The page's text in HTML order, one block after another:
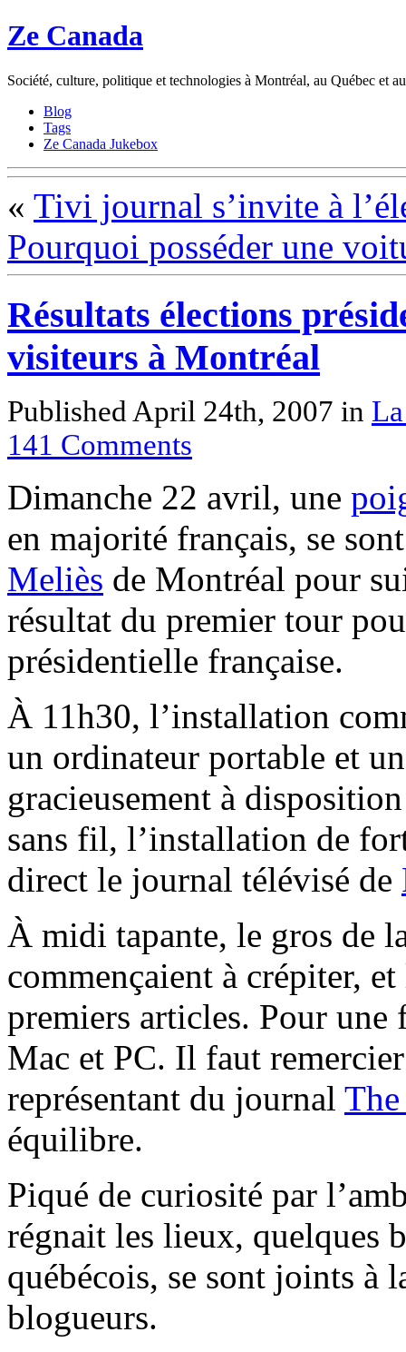
Ze Canada
Société, culture, politique et technologies à Montréal, au Québec et
Blog
Tags
Ze Canada Jukebox
« Tivi journal s’invite à
Pourquoi posséder une
Résultats élections
visiteurs à Montréal
Published April 24th, 2007 in
141 Comments
Dimanche 22 avril, une
en majorité français, se
Meliès de Montréal pour
résultat du premier tour
présidentielle française.
À 11h30, l’installation
un ordinateur portable et
gracieusement à
sans fil, l’installation de
direct le journal télévisé de
À midi tapante, le gros de
commençaient à crépiter,
premiers articles. Pour une
Mac et PC. Il faut
représentant du journal
équilibre.
Piqué de curiosité par
régnait les lieux, quelques
québécois, se sont joints à
blogueurs.